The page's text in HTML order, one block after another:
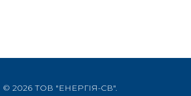
© 2026 ТОВ "ЕНЕРГІЯ-СВ".